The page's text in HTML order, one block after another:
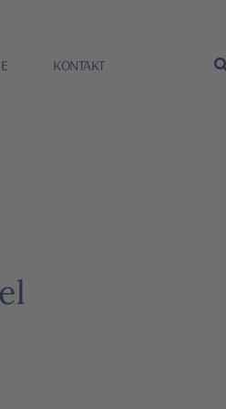
KONTAKT